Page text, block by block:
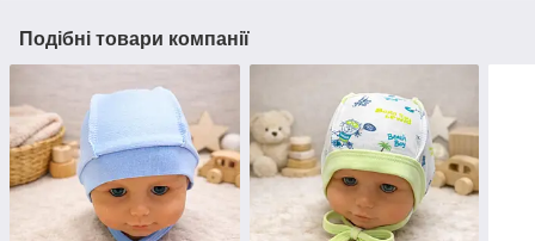
Подібні товари компанії